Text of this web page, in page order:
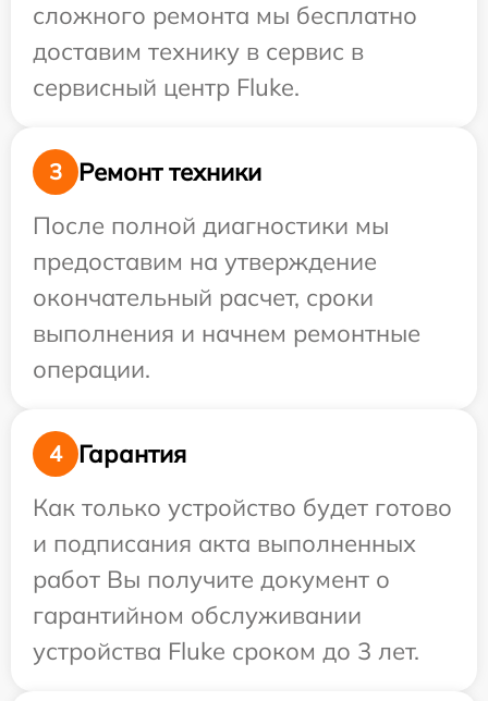
сложного ремонта мы бесплатно
доставим технику в сервис в
сервисный центр Fluke.
3
Ремонт техники
После полной диагностики мы
предоставим на утверждение
окончательный расчет, сроки
выполнения и начнем ремонтные
операции.
4
Гарантия
Как только устройство будет готово
и подписания акта выполненных
работ Вы получите документ о
гарантийном обслуживании
устройства Fluke сроком до 3 лет.